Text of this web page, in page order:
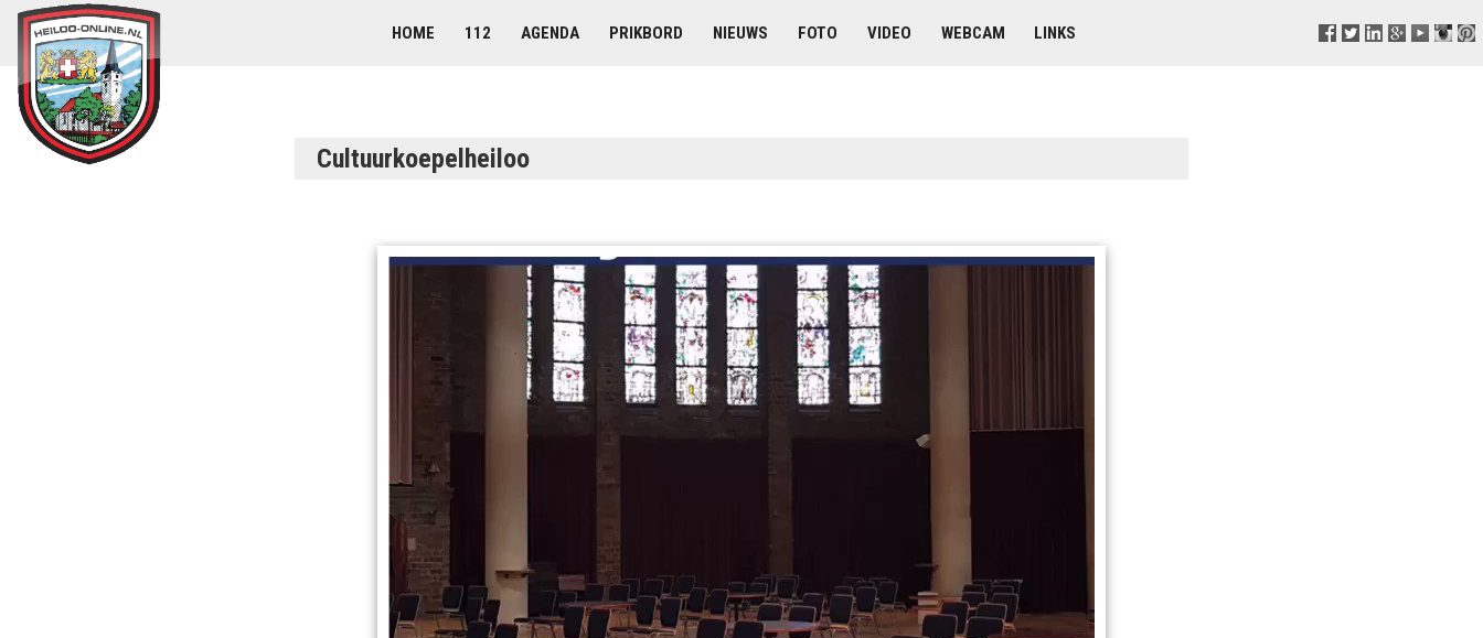
HOME 112 AGENDA PRIKBORD NIEUWS FOTO VIDEO WEBCAM LINKS
Cultuurkoepelheiloo